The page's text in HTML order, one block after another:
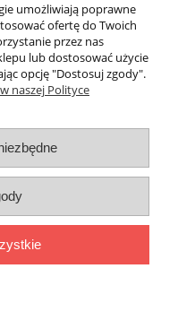
osobicie pod adresem:
Rzeszów
10:00 do 18:00 soboty:
umożliwiają poprawne
ofertę do Twoich
przez nas
lub dostosować użycie
opcję "Dostosuj zgody".
naszej Polityce